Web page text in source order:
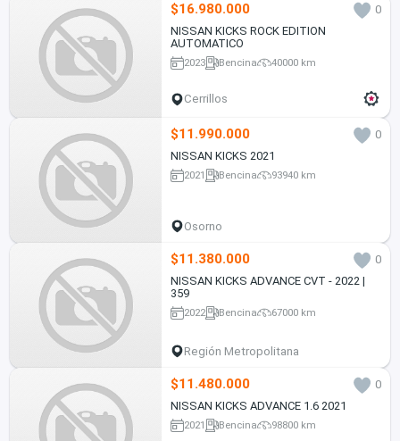
$16.980.000
0
NISSAN KICKS ROCK EDITION
AUTOMATICO
2023 Bencina 40000 km
Cerrillos
$11.990.000
0
NISSAN KICKS 2021
2021 Bencina 93940 km
Osorno
$11.380.000
0
NISSAN KICKS ADVANCE CVT - 2022 |
359
2022 Bencina 67000 km
Región Metropolitana
$11.480.000
0
NISSAN KICKS ADVANCE 1.6 2021
2021 Bencina 98800 km